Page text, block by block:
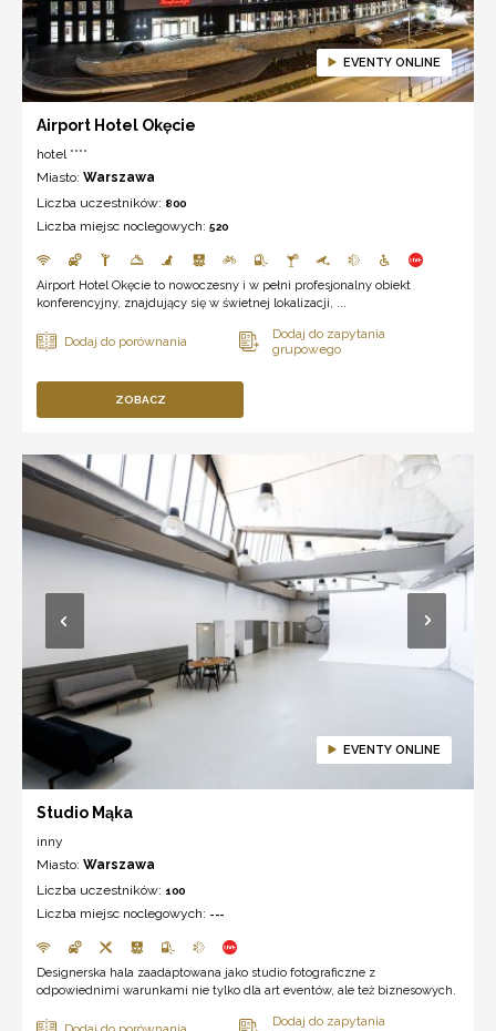
EVENTY ONLINE
Airport Hotel Okęcie
hotel ****
Miasto: Warszawa
Liczba uczestników: 800
Liczba miejsc noclegowych: 520
Airport Hotel Okęcie to nowoczesny i w pełni profesjonalny obiekt
konferencyjny, znajdujący się w świetnej lokalizacji, ...
ZOBACZ
EVENTY ONLINE
Studio Mąka
inny
Miasto: Warszawa
Liczba uczestników: 100
Liczba miejsc noclegowych: ---
Designerska hala zaadaptowana jako studio fotograficzne z
odpowiednimi warunkami nie tylko dla art eventów, ale też biznesowych.